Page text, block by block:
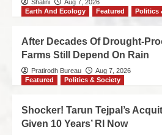
Shalini
Aug 7, 2026
Earth And Ecology
Featured Politics
After Decades Of Drought-
Farms Still Depend On Rain
Pratirodh Bureau
Aug 7, 2026
Featured
Politics & Society
Shocker! Tarun Tejpal’s
Given 10 Years’ RI Now